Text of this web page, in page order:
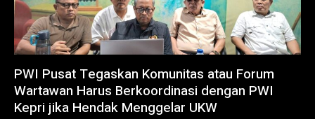
PWI Pusat Tegaskan Komunitas atau Forum
Wartawan Harus Berkoordinasi dengan PWI
Kepri jika Hendak Menggelar UKW